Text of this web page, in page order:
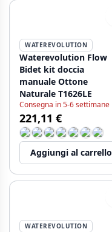
WATEREVOLUTION
Waterevolution Flow
Bidet kit doccia
manuale Ottone
Naturale T1626LE
Consegna in 5-6 settimane
221,11 €
Aggiungi al carrello
WATEREVOLUTION